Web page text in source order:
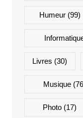
Humeur (99)
Livres (30)
Musique
Photo(17)